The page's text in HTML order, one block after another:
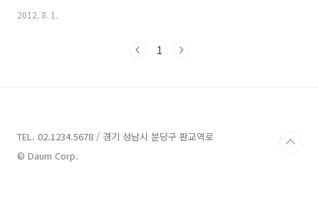
예전에 C++ 관련 쓴 글은 아래 링크 참조 [C/C++] enum, 보다 나은
public enum Fruit { Banana, Apple, Lemon, Tomato, Melon; } 간단
2012. 8. 1.
1
TEL. 02.1234.5678 / 경기 성남시 분당구 판교역로
© Daum Corp.